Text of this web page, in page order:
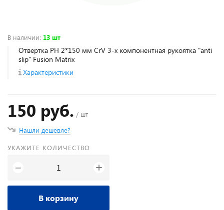
В наличии: 13 шт
Отвертка PH 2*150 мм CrV 3-х компонентная рукоятка "anti
slip" Fusion Matrix
Характеристики
150 руб. / шт
Нашли дешевле?
УКАЖИТЕ КОЛИЧЕСТВО
− +
В корзину